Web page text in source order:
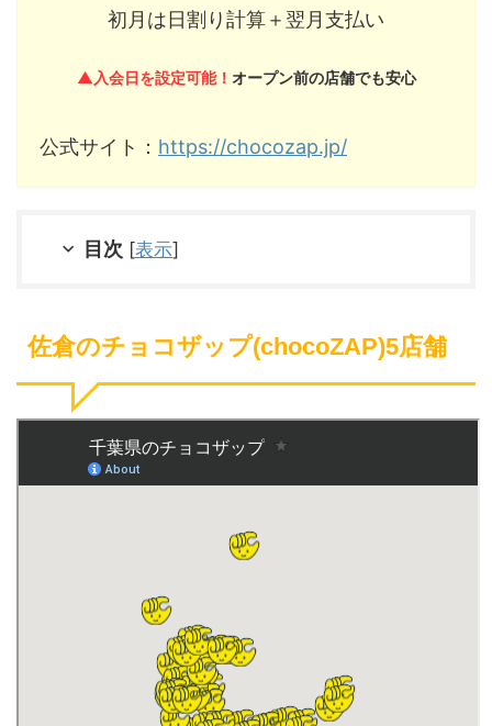
初月は日割り計算＋翌月支払い
▲入会日を設定可能！ オープン前の店舗でも安心
公式サイト： https://chocozap.jp/
目次 [表示]
佐倉のチョコザップ(chocoZAP)5店舗